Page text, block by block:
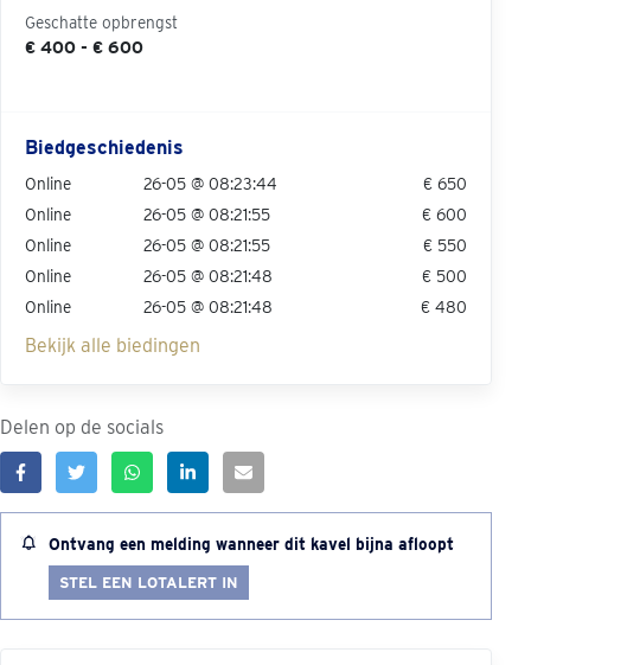
Geschatte opbrengst
€ 400 - € 600
Biedgeschiedenis
Online 26-05 @ 08:23:44
€ 650
Online
26-05 @ 08:21:55
€ 600
Online
26-05 @ 08:21:55
€ 550
Online
26-05 @ 08:21:48
€ 500
Online
26-05 @ 08:21:48 € 480
Bekijk alle biedingen
Delen op de socials
Ontvang een melding wanneer dit kavel bijna afloopt
STEL EEN LOTALERT IN